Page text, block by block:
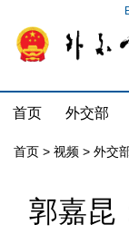
首页 外交部
首页 > 视频 > 外交
郭嘉昆